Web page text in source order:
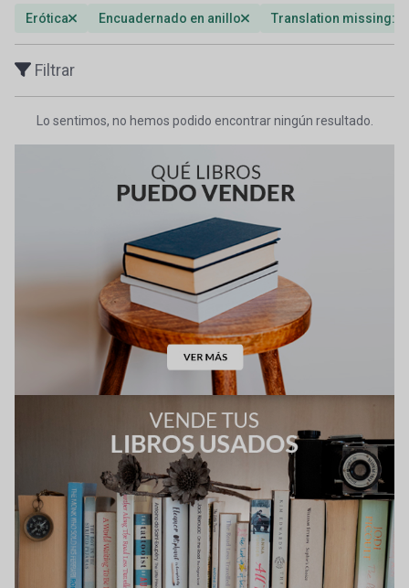
Erótica Encuadernado en anillo Translation missing:
Filtrar
Lo sentimos, no hemos podido encontrar ningún resultado.